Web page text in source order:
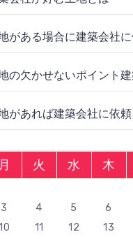
がある場合に建築会社
の欠かせないポイント
があれば建築会社に依頼
月 火 水 木
3
4 5 6
11 12 13